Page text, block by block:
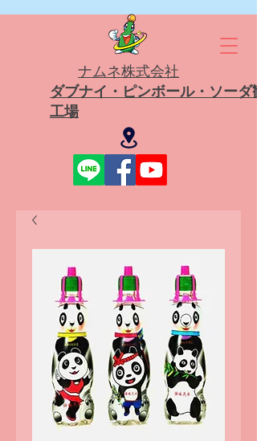
ナムネ株式会社
ダブナイ・ピンボール・ソーダ
工場